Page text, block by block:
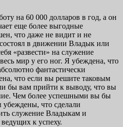
на 60 000 долларов в год, а он
еще более выгодные
что даже не видит и не
в движении Владык или
«развести» на служение
мир у его ног. Я убеждена, что
фантастически
что если вы решите таковым
бы вам прийти к выводу, что вы
Чем более успешными вы бы
что сделали
служение Владыкам и
к успеху.